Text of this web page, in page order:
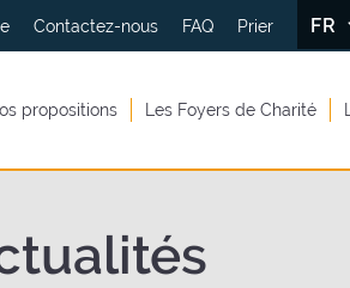
Contactez-nous FAQ Prier FR
propositions Les Foyers de Charité